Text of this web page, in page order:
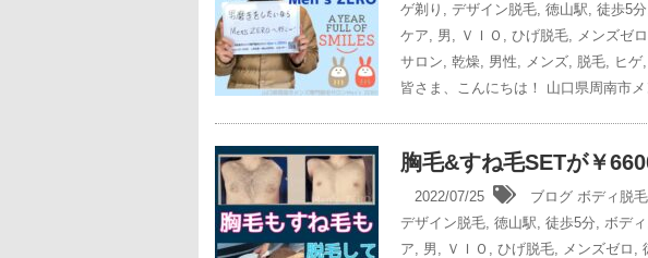
ゲ剃り , デザイン脱毛, 徳山駅, 徒歩5分
ケア, 男 , ＶＩＯ , ひげ脱毛, メンズゼロ
サロン, 乾燥, 男性, メンズ, 脱毛, ヒゲ,
皆さま、こんにちは！ 山口県周南市
胸毛&すね毛SETが￥
2022/07/25 ブログ ボディ脱毛
デザイン脱毛, 徳山駅, 徒歩5分, ボディ
ア, 男 , ＶＩＯ , ひげ脱毛, メンズゼロ ,